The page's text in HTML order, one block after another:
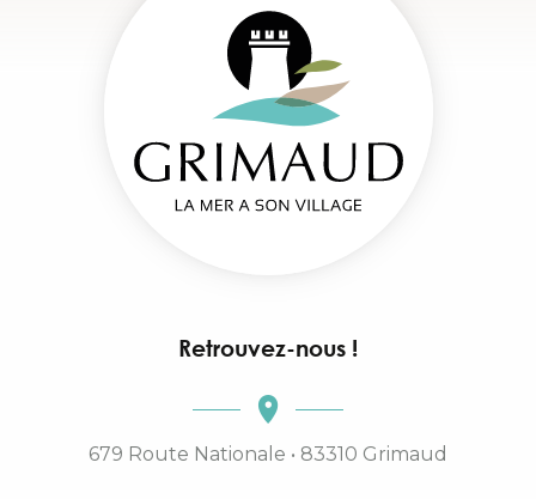
Retrouvez-nous !
679 Route Nationale • 83310 Grimaud